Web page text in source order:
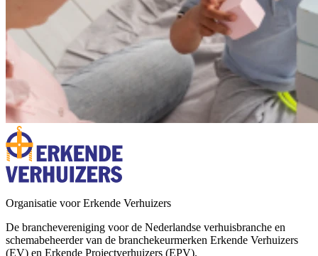
Organisatie voor Erkende Verhuizers
De branchevereniging voor de Nederlandse verhuisbranche en
schemabeheerder van de branchekeurmerken Erkende Verhuizers
(EV) en Erkende Projectverhuizers (EPV).